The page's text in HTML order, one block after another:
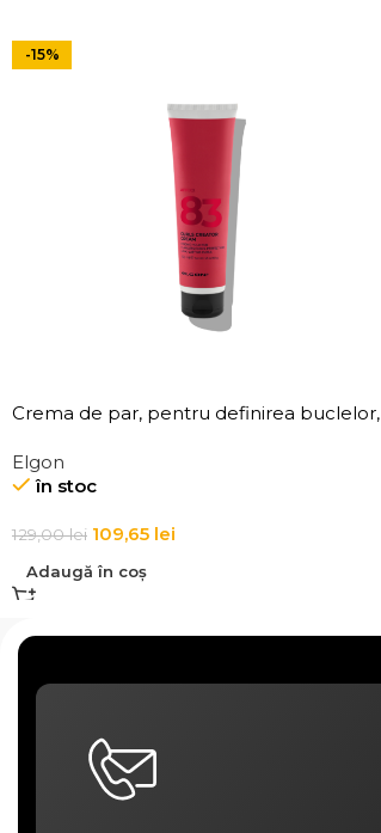
-15%
Crema de par, pentru definirea buclelor,
Elgon
în stoc
129,00lei 109,65 lei
Adaugă în coș